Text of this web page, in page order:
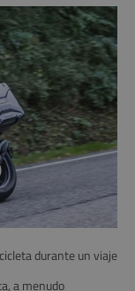
durante un viaje
a menudo